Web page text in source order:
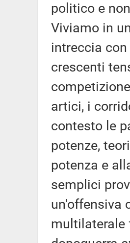
politico e
Viviamo in
intreccia
crescenti
artici, i
contesto le
potenze,
potenza e
semplici
un'offensiva
multilaterale